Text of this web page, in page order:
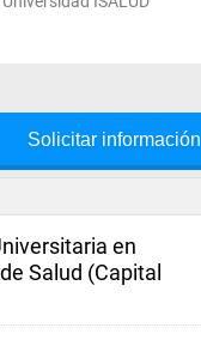
Solicitar información
en
Salud (Capital